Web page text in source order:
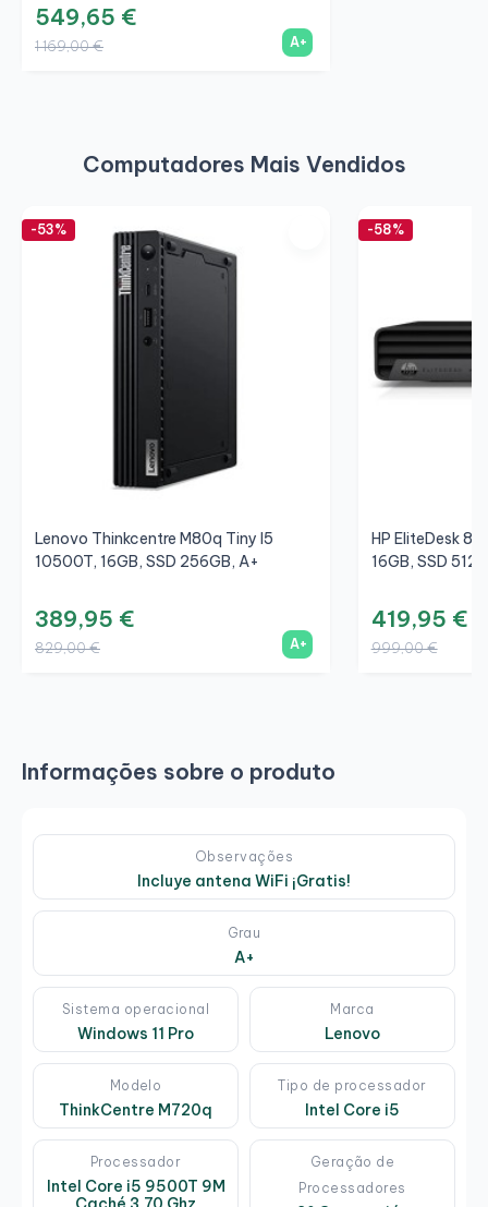
549,65 €
1 169,00 € A+
Computadores Mais Vendidos
-53%
Lenovo Thinkcentre M80q Tiny I5
10500T, 16GB, SSD 256GB, A+
389,95 €
829,00 € A+
-58%
HP EliteDesk
16GB, SSD
419,95 €
999,00 €
Informações sobre o produto
Observações
Incluye antena WiFi ¡Gratis!
Grau
A+
Sistema operacional
Windows 11 Pro
Marca
Lenovo
Modelo
ThinkCentre M720q
Tipo de processador
Intel Core i5
Processador
Intel Core i5 9500T 9M
Geração de
Processadores